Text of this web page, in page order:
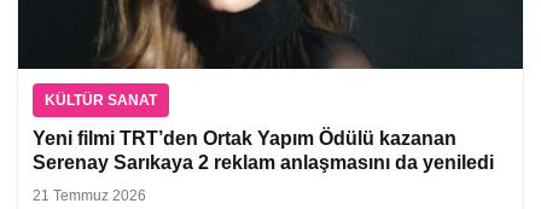
KÜLTÜR SANAT
Yeni filmi TRT’den Ortak Yapım Ödülü kazanan
Serenay Sarıkaya 2 reklam anlaşmasını da yeniledi
21 Temmuz 2026